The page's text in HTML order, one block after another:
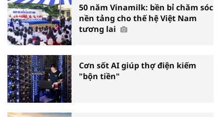
50 năm Vinamilk: bền bỉ chăm sóc
nền tảng cho thế hệ Việt Nam
tương lai
Cơn sốt AI giúp thợ điện kiếm
"bộn tiền"